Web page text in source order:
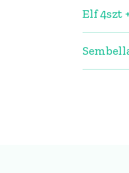
Elf 4szt